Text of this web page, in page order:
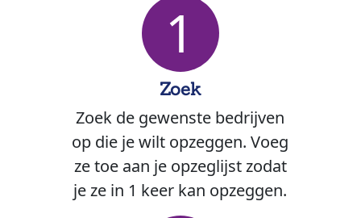
1
Zoek
Zoek de gewenste bedrijven
op die je wilt opzeggen. Voeg
ze toe aan je opzeglijst zodat
je ze in 1 keer kan opzeggen.